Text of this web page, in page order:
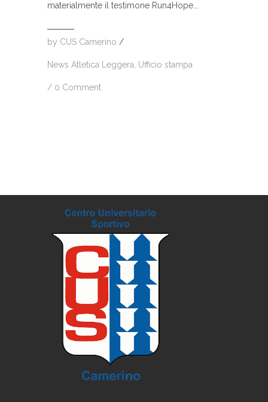
materialmente il testimone Run4Hope...
by CUS Camerino /
News Atletica Leggera, Ufficio stampa
/ 0 Comment